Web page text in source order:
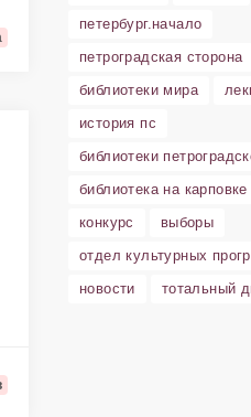
петербург.начало
петроградская сторона
библиотеки мира
история пс
библиотеки
библиотека на карповке
конкурс
выборы
отдел культурных
новости
тотальный